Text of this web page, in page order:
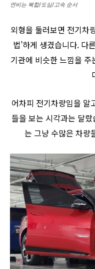
연비는 복합/도심/고속 순서
외형을 둘러보면 전기차
법’하게 생겼습니다. 다
기관에 비슷한 느낌을
어차피 전기차량임을 알
들을 보는 시각과는 달
는 그냥 수많은 차량